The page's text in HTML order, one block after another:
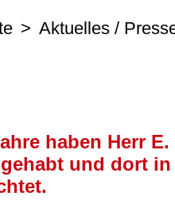
Aktuelles /
haben Herr
und dort